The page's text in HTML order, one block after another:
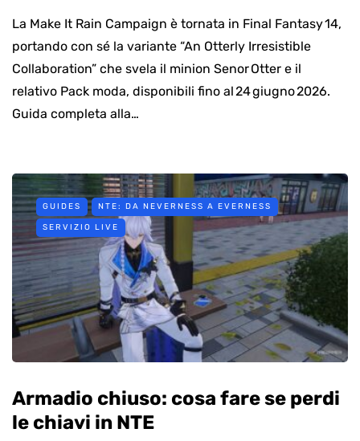
La Make It Rain Campaign è tornata in Final Fantasy 14,
portando con sé la variante “An Otterly Irresistible
Collaboration” che svela il minion Senor Otter e il
relativo Pack moda, disponibili fino al 24 giugno 2026.
Guida completa alla…
GUIDES NTE: DA NEVERNESS A EVERNESS
SERVIZIO LIVE
Armadio chiuso: cosa fare se perdi
le chiavi in NTE